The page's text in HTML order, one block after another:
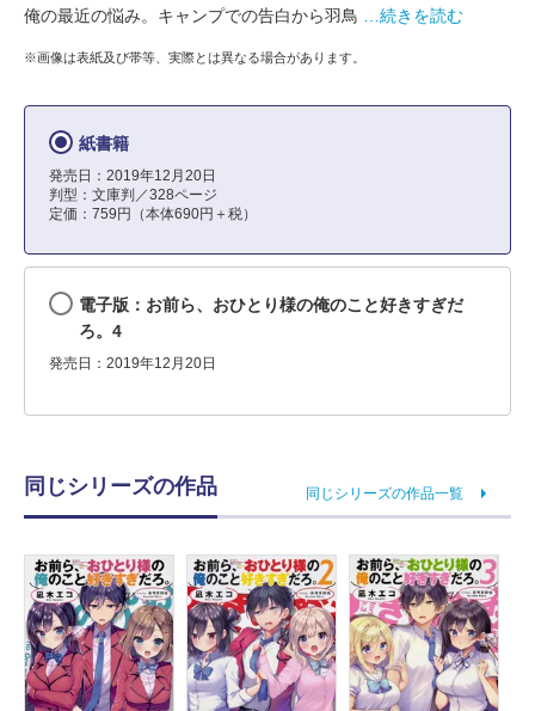
俺の最近の悩み。キャンプでの告白から羽鳥
…続きを読む
※画像は表紙及び帯等、実際とは異なる場合があります。
紙書籍
発売日：2019年12月20日
判型：文庫判／328ページ
定価：759円（本体690円＋税）
電子版：お前ら、おひとり様の俺のこと好きすぎだ
ろ。4
発売日：2019年12月20日
同じシリーズの作品 同じシリーズの作品一覧